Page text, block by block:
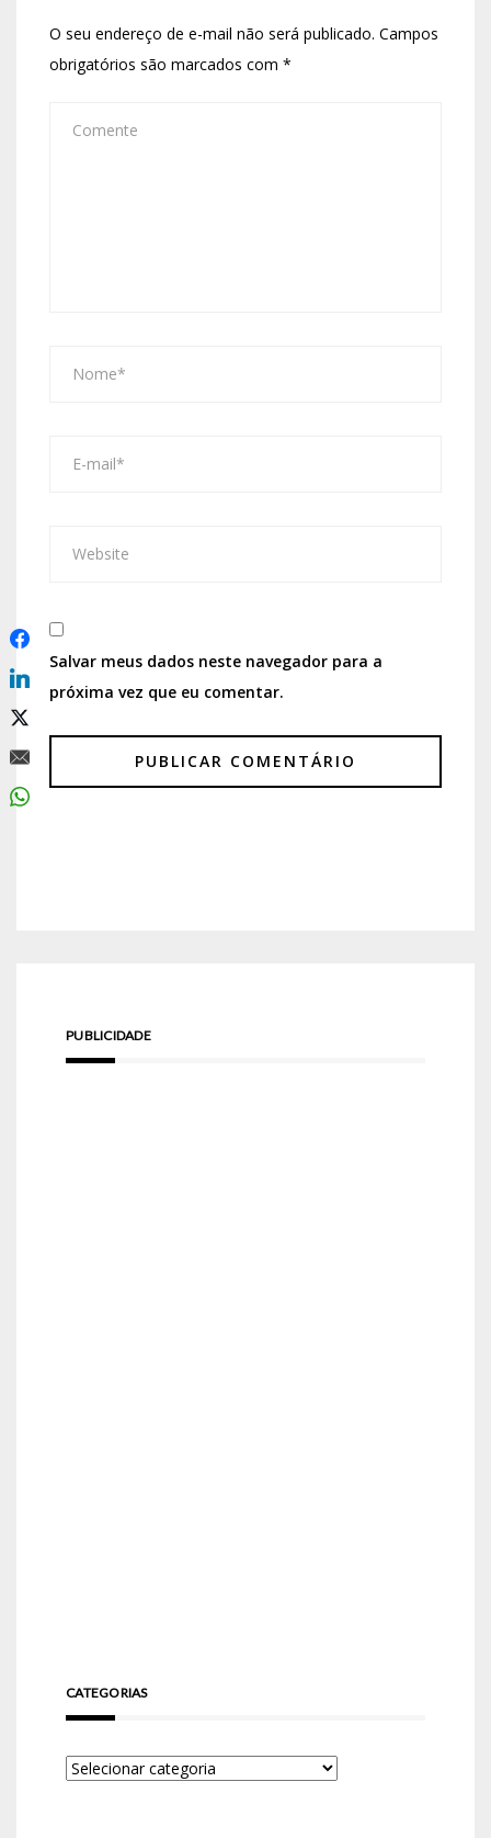
O seu endereço de e-mail não será publicado. Campos
obrigatórios são marcados com *
Salvar meus dados neste navegador para a
próxima vez que eu comentar.
PUBLICIDADE
CATEGORIAS